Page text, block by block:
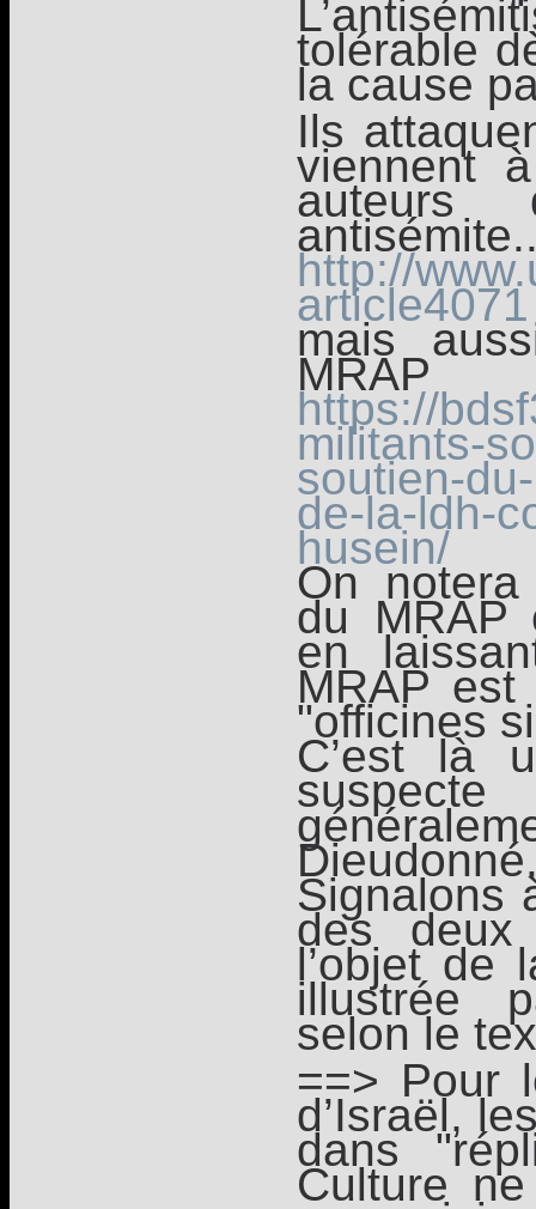
tolérable
la cause
Ils
viennent
auteurs
http://
article4071
mais
MRAP
https://
militants-
soutien-
de-la-ldh-
husein/
On
du MRAP
en
MRAP
"officines
C’est là
Signalons
des deux
l’objet de
illustrée
selon le
==> Pour
d’Israël,
dans
Culture